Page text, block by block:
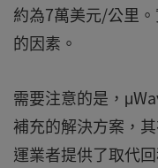
約為7萬美元/公里
的因素。
需要注意的是，
補充的解決方案，
運業者提供了取代